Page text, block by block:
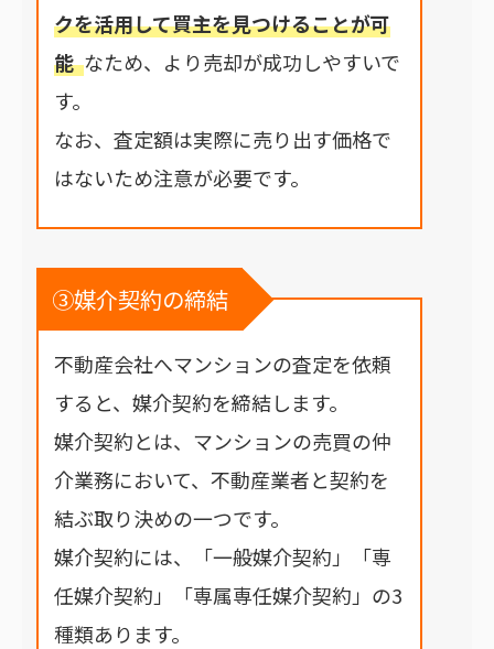
クを活用して買主を見つけることが可
能 なため、より売却が成功しやすいで
す。
なお、査定額は実際に売り出す価格で
はないため注意が必要です。
③媒介契約の締結
不動産会社へマンションの査定を依頼
すると、媒介契約を締結します。
媒介契約とは、マンションの売買の仲
介業務において、不動産業者と契約を
結ぶ取り決めの一つです。
媒介契約には、「一般媒介契約」「専
任媒介契約」「専属専任媒介契約」の3
種類あります。